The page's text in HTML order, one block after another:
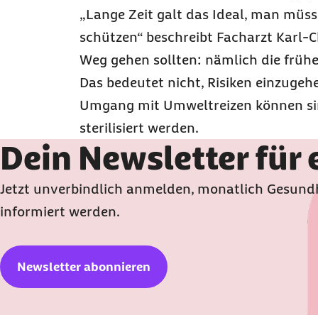
„Lange Zeit galt das Ideal, man
schützen“ beschreibt Facharzt Karl-
Weg gehen sollten: nämlich die
Das bedeutet nicht, Risiken
Umgang mit Umweltreizen können
sterilisiert werden.
Dein Newsletter für
Jetzt unverbindlich anmelden, monatlich
informiert werden.
Newsletter abonnieren